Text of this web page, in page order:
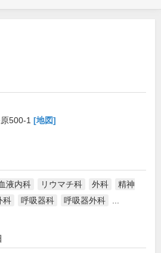
500-1 [地図]
液内科 リウマチ科 外科
精神
科 呼吸器科 呼吸器外科